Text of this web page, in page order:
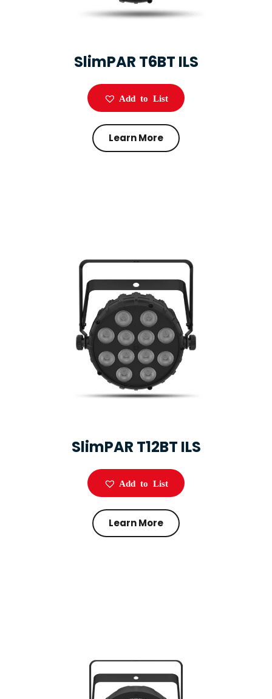
SlimPAR T6BT ILS
Add to List
Learn More
SlimPAR T12BT ILS
Add to List
Learn More